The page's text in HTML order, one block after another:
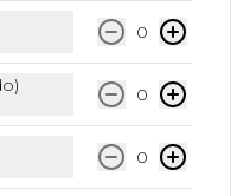
+ Leche + Hielo triturado
0
0
0